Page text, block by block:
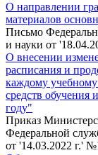
О направлении
материалов
Письмо
и науки от
О внесении
расписания и
каждому
средств обучения
году"
Приказ
Федеральной
от '14.03.2022 г.'